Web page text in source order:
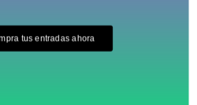
tus entradas ahora